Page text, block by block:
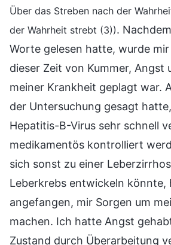
Über das Streben nach der
der Wahrheit strebt (3)).
Worte gelesen hatte, wurde
dieser Zeit von Kummer, Angst
meiner Krankheit geplagt war.
der Untersuchung gesagt
Hepatitis-B-Virus sehr schnell
medikamentös kontrolliert
sich sonst zu einer
Leberkrebs entwickeln könnte,
angefangen, mir Sorgen um
machen. Ich hatte Angst
Zustand durch Überarbeitung